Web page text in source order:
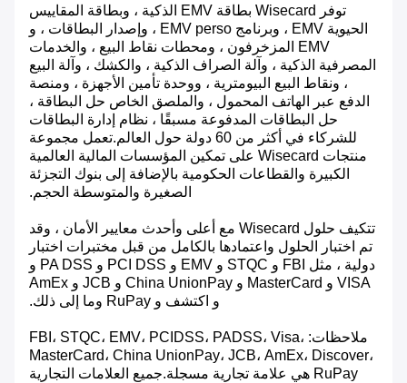
توفر Wisecard بطاقة EMV الذكية ، وبطاقة المقاييس
الحيوية EMV ، وبرنامج EMV perso ، وإصدار البطاقات ، و
EMV المزخرفون ، ومحطات نقاط البيع ، والخدمات
المصرفية الذكية ، وآلة الصراف الذكية ، والكشك ، وآلة البيع
، ونقاط البيع البيومترية ، ووحدة تأمين الأجهزة ، ومنصة
الدفع عبر الهاتف المحمول ، والملصق الخاص حل البطاقة ،
حل البطاقات المدفوعة مسبقًا ، نظام إدارة البطاقات
للشركاء في أكثر من 60 دولة حول العالم.تعمل مجموعة
منتجات Wisecard على تمكين المؤسسات المالية العالمية
الكبيرة والقطاعات الحكومية بالإضافة إلى بنوك التجزئة
الصغيرة والمتوسطة الحجم.
تتكيف حلول Wisecard مع أعلى وأحدث معايير الأمان ، وقد
تم اختبار الحلول واعتمادها بالكامل من قبل مختبرات اختبار
دولية ، مثل FBI و STQC و EMV و PCI DSS و PA DSS و
VISA و MasterCard و China UnionPay و JCB و AmEx
و اكتشف و RuPay وما إلى ذلك.
ملاحظات: FBI، STQC، EMV، PCIDSS، PADSS، Visa،
MasterCard، China UnionPay، JCB، AmEx، Discover،
RuPay هي علامة تجارية مسجلة.جميع العلامات التجارية